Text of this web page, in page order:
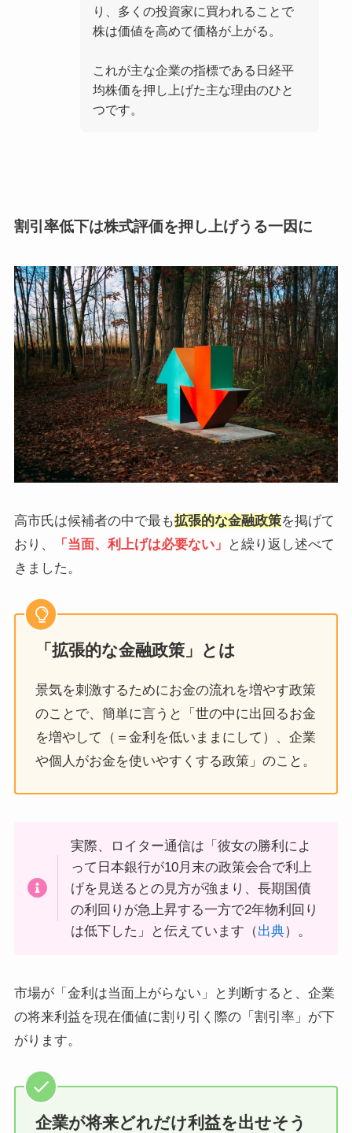
り、多くの投資家に買われることで
株は価値を高めて価格が上がる。
これが主な企業の指標である日経平
均株価を押し上げた主な理由のひと
つです。
割引率低下は株式評価を押し上げうる一因に
高市氏は候補者の中で最も拡張的な金融政策を掲げて
おり、
「当面、利上げは必要ない」
と繰り返し述べて
きました。
「拡張的な金融政策」とは
景気を刺激するためにお金の流れを増やす政策
のことで、簡単に言うと「世の中に出回るお金
を増やして（＝金利を低いままにして）、企業
や個人がお金を使いやすくする政策」のこと。
実際、ロイター通信は「彼女の勝利によ
って日本銀行が10月末の政策会合で利上
げを見送るとの見方が強まり、長期国債
の利回りが急上昇する一方で2年物利回り
は低下した」と伝えています（出典）。
市場が「金利は当面上がらない」と判断すると、企業
の将来利益を現在価値に割り引く際の「割引率」が下
がります。
企業が将来どれだけ利益を出せそう